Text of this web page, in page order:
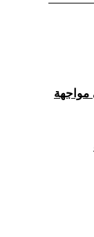
مواجهة